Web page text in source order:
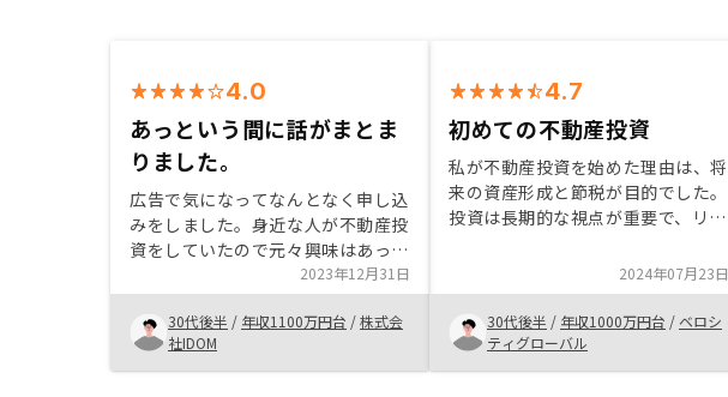
4.0
あっという間に話がまとま
りました。
広告で気になってなんとなく申し込
みをしました。身近な人が不動産投
資をしていたので元々興味はあった
ものの、地価高騰等で漠然と今じゃ
ない気がしておりました。 円安や
インフレ等先行き不透明な部分が
多々あったので、投資の選択の一つ
として決めました。特になし
2023年12月31日
30代後半 / 年収1100万円台 /株式会
社IDOM
4.7
初めての不動産投資
私が不動産投資を始めた理由は、将
来の資産形成と節税が目的でした。
投資は長期的な視点が重要で、リス
いていくことが大切だと考えまし
た。 RENOSYでの購入を決めた理
由は、以下の点が魅力的だったから
です。 物件の質が高く、入居者ニ
ーズにマッチした改修がなされてい
2024年07月23日
30代後半 / 年収1000万円台 / ベロシ
ティグローバル